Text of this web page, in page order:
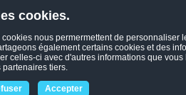
cookies.
nous permermettent de
également certains cookies et des
celles-ci avec d'autres informations que
tiers.
Accepter